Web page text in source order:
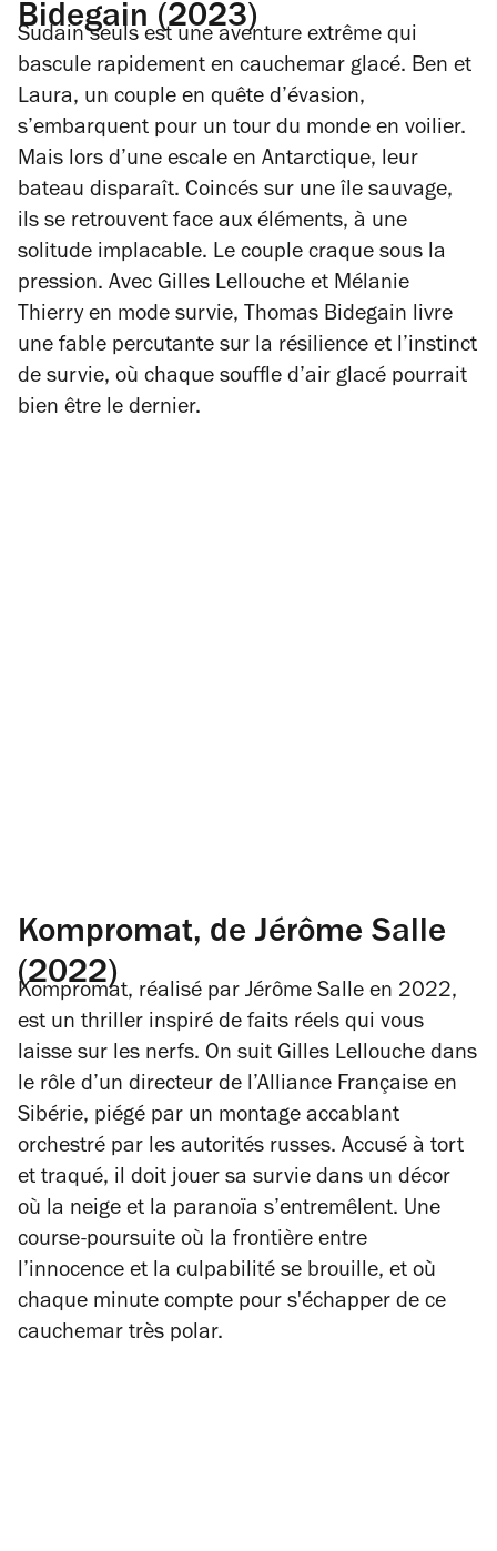
Bidegain (2023)
Sudain seuls est une aventure extrême qui
bascule rapidement en cauchemar glacé. Ben et
Laura, un couple en quête d’évasion,
s’embarquent pour un tour du monde en voilier.
Mais lors d’une escale en Antarctique, leur
bateau disparaît. Coincés sur une île sauvage,
ils se retrouvent face aux éléments, à une
solitude implacable. Le couple craque sous la
pression. Avec Gilles Lellouche et Mélanie
Thierry en mode survie, Thomas Bidegain livre
une fable percutante sur la résilience et l’instinct
de survie, où chaque souffle d’air glacé pourrait
bien être le dernier.
Kompromat, de Jérôme Salle
(2022)
Kompromat, réalisé par Jérôme Salle en 2022,
est un thriller inspiré de faits réels qui vous
laisse sur les nerfs. On suit Gilles Lellouche dans
le rôle d’un directeur de l’Alliance Française en
Sibérie, piégé par un montage accablant
orchestré par les autorités russes. Accusé à tort
et traqué, il doit jouer sa survie dans un décor
où la neige et la paranoïa s’entremêlent. Une
course-poursuite où la frontière entre
l’innocence et la culpabilité se brouille, et où
chaque minute compte pour s'échapper de ce
cauchemar très polar.